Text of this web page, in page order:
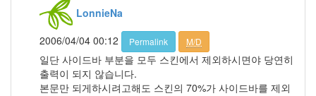
LonnieNa
2006/04/04 00:12
Permalink M/D
일단 사이드바 부분을 모두 스킨에서 제외하시면야 당연히
출력이 되지 않습니다.
본문만 되게하시려고해도 스킨의 70%가 사이드바를 제외